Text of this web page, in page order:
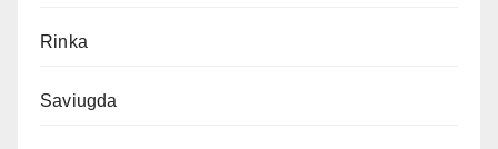
Rinka
Saviugda